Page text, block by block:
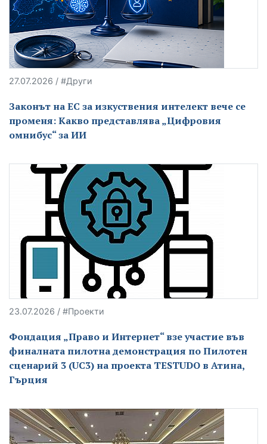
27.07.2026 / #Други
Законът на ЕС за изкуствения интелект вече се
променя: Какво представлява „Цифровия
омнибус“ за ИИ
23.07.2026 / #Проекти
Фондация „Право и Интернет“ взе участие във
финалната пилотна демонстрация по Пилотен
сценарий 3 (UC3) на проекта TESTUDO в Атина,
Гърция